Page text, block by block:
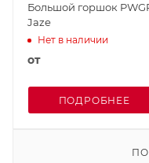
Большой горшок
Jaze
Нет в наличии
от
ПОДРОБНЕЕ